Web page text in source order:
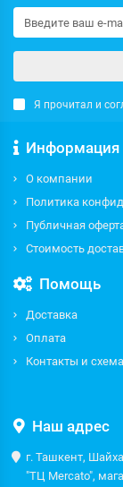
Я прочитал и
Информация
О компании
Политика
Публичная
Стоимость
Помощь
Доставка
Оплата
Контакты и
Наш адрес
г. Ташкент,
"ТЦ Mercato",